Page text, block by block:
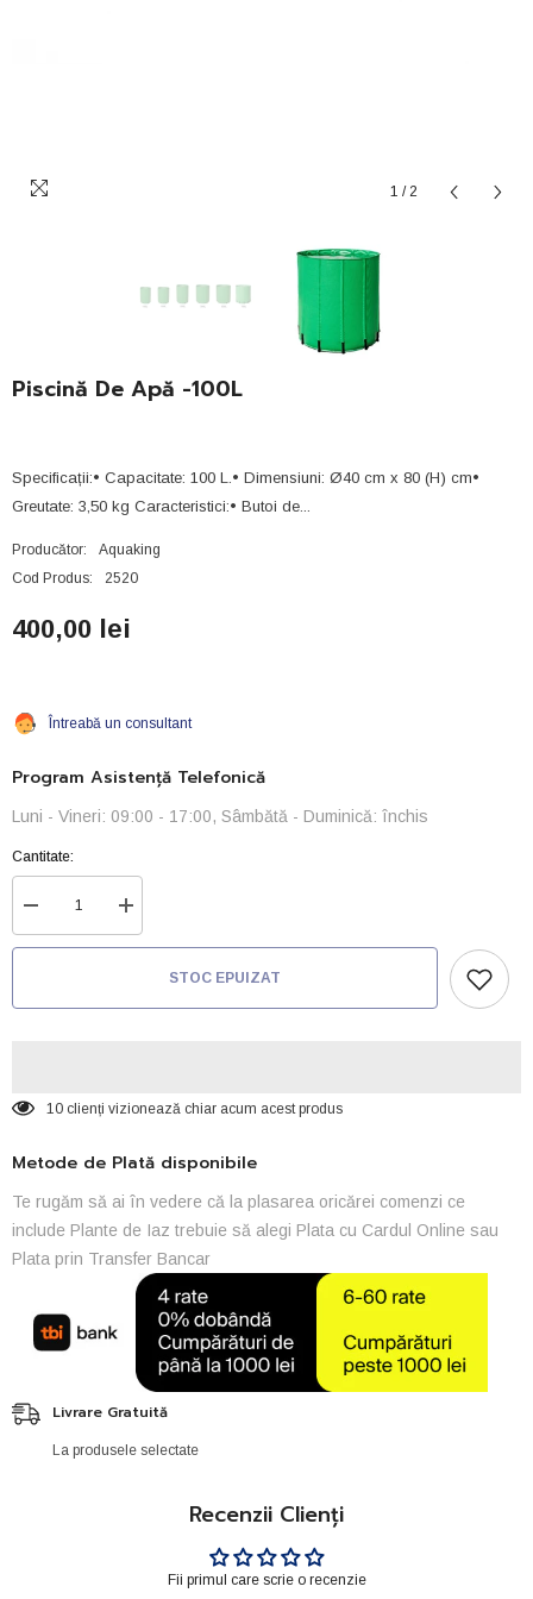
1 / 2
Piscină De Apă -100L
Specificații:• Capacitate: 100 L.• Dimensiuni: Ø40 cm x 80 (H) cm•
Greutate: 3,50 kg Caracteristici:• Butoi de...
Producător:
Aquaking
Cod Produs:
2520
400,00 lei
Întreabă un consultant
Program Asistență Telefonică
Luni - Vineri: 09:00 - 17:00, Sâmbătă - Duminică: închis
Cantitate:
Reduceți
cantitatea
pentru
Creșteți
cantitatea
pentru
STOC EPUIZAT
10 clienți vizionează chiar acum acest produs
Metode de Plată disponibile
Te rugăm să ai în vedere că la plasarea oricărei comenzi ce
include Plante de Iaz trebuie să alegi Plata cu Cardul Online sau
Plata prin Transfer Bancar
Livrare Gratuită
La produsele selectate
Recenzii Clienți
Fii primul care scrie o recenzie